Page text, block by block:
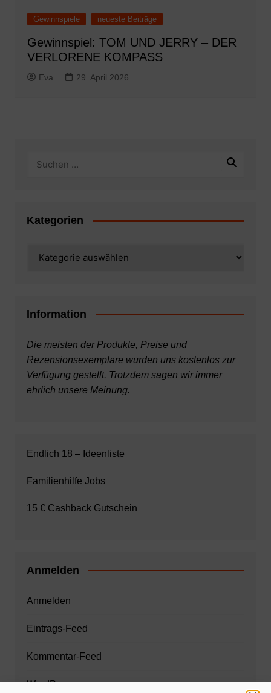
Gewinnspiele neueste Beiträge
Gewinnspiel: TOM UND JERRY – DER
VERLORENE KOMPASS
Eva 29. April 2026
Kategorien
Information
Die meisten der Produkte, Preise und
Rezensionsexemplare wurden uns kostenlos zur
Verfügung gestellt. Trotzdem sagen wir immer
ehrlich unsere Meinung.
Endlich 18 – Ideenliste
Familienhilfe Jobs
15 € Cashback Gutschein
Anmelden
Anmelden
Eintrags-Feed
Kommentar-Feed
WordPress.org